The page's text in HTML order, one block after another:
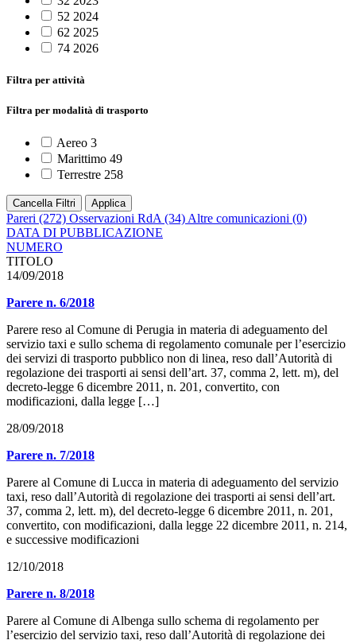
52 2024
62 2025
74 2026
Filtra per attività
Filtra per modalità di trasporto
Aereo 3
Marittimo 49
Terrestre 258
Cancella Filtri Applica
Pareri (272) Osservazioni RdA (34) Altre comunicazioni (0)
DATA DI PUBBLICAZIONE
NUMERO
TITOLO
14/09/2018
Parere n. 6/2018
Parere reso al Comune di Perugia in materia di adeguamento del
servizio taxi e sullo schema di regolamento comunale per l’esercizio
dei servizi di trasporto pubblico non di linea, reso dall’Autorità di
regolazione dei trasporti ai sensi dell’art. 37, comma 2, lett. m), del
decreto-legge 6 dicembre 2011, n. 201, convertito, con
modificazioni, dalla legge […]
28/09/2018
Parere n. 7/2018
Parere al Comune di Lucca in materia di adeguamento del servizio
taxi, reso dall’Autorità di regolazione dei trasporti ai sensi dell’art.
37, comma 2, lett. m), del decreto-legge 6 dicembre 2011, n. 201,
convertito, con modificazioni, dalla legge 22 dicembre 2011, n. 214,
e successive modificazioni
12/10/2018
Parere n. 8/2018
Parere al Comune di Albenga sullo schema di regolamento per
l’esercizio del servizio taxi, reso dall’Autorità di regolazione dei